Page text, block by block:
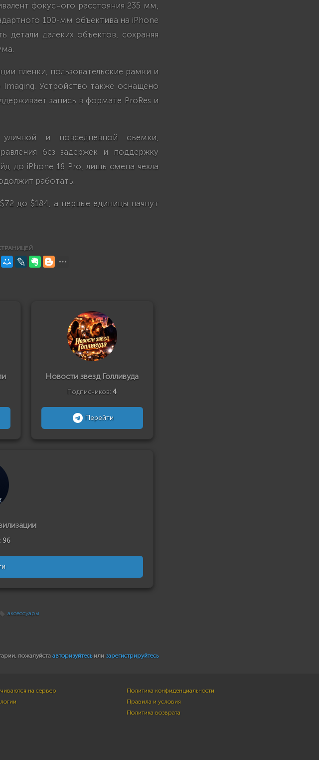
фокусного расстояния 235 мм,
100-мм объектива на iPhone
детали далеких объектов, сохраняя
пленки, пользовательские рамки и
Imaging. Устройство также оснащено
запись в формате ProRes и
и повседневной съемки,
без задержек и поддержку
до iPhone 18 Pro, лишь смена чехла
работать.
до $184, а первые единицы начнут
Новости звезд Голливуда
Подписчиков:4
Перейти
96
аксессуары
пожалуйста авторизуйтесьили зарегистрируйтесь
на сервер
Политика конфиденциальности
Правила и условия
Политика возврата